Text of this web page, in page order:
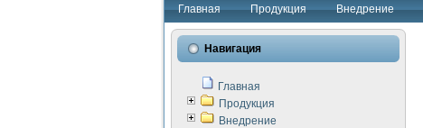
Главная Продукция Внедрение
Навигация
Главная
Продукция
Внедрение